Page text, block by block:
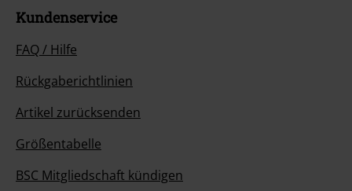
Kundenservice
FAQ / Hilfe
Rückgaberichtlinien
Artikel zurücksenden
Größentabelle
BSC Mitgliedschaft kündigen